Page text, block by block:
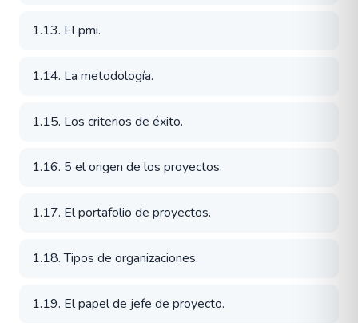
1.13. El pmi.
1.14. La metodología.
1.15. Los criterios de éxito.
1.16. 5 el origen de los proyectos.
1.17. El portafolio de proyectos.
1.18. Tipos de organizaciones.
1.19. El papel de jefe de proyecto.